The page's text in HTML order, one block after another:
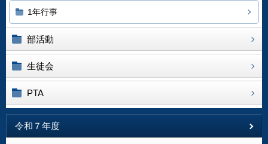
1年行事
部活動
生徒会
PTA
令和７年度